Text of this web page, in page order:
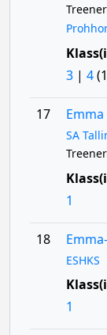
3| 4
17
SA
1
18
ESHKS
1